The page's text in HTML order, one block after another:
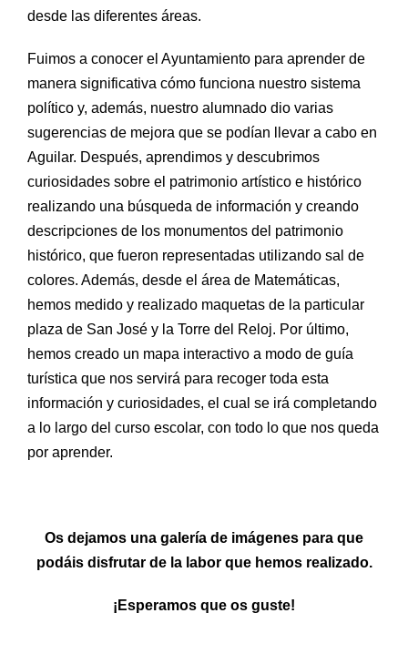
desde las diferentes áreas.
Fuimos a conocer el Ayuntamiento para aprender de
manera significativa cómo funciona nuestro sistema
político y, además, nuestro alumnado dio varias
sugerencias de mejora que se podían llevar a cabo en
Aguilar. Después, aprendimos y descubrimos
curiosidades sobre el patrimonio artístico e histórico
realizando una búsqueda de información y creando
descripciones de los monumentos del patrimonio
histórico, que fueron representadas utilizando sal de
colores. Además, desde el área de Matemáticas,
hemos medido y realizado maquetas de la particular
plaza de San José y la Torre del Reloj. Por último,
hemos creado un mapa interactivo a modo de guía
turística que nos servirá para recoger toda esta
información y curiosidades, el cual se irá completando
a lo largo del curso escolar, con todo lo que nos queda
por aprender.
Os dejamos una galería de imágenes para que
podáis disfrutar de la labor que hemos realizado.
¡Esperamos que os guste!